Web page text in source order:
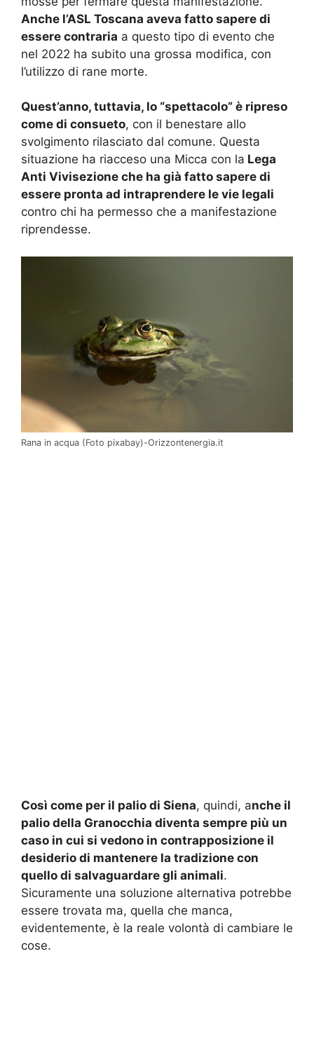
Anche l’ASL Toscana aveva fatto sapere di
essere contraria a questo tipo di evento che
nel 2022 ha subito una grossa modifica, con
l’utilizzo di rane morte.
Quest’anno, tuttavia, lo “spettacolo” è ripreso
come di consueto, con il benestare allo
svolgimento rilasciato dal comune. Questa
situazione ha riacceso una Micca con la Lega
Anti Vivisezione che ha già fatto sapere di
essere pronta ad intraprendere le vie legali
contro chi ha permesso che a manifestazione
riprendesse.
Rana in acqua (Foto pixabay)-Orizzontenergia.it
Così come per il palio di Siena, quindi, anche il
palio della Granocchia diventa sempre più un
caso in cui si vedono in contrapposizione il
desiderio di mantenere la tradizione con
quello di salvaguardare gli animali.
Sicuramente una soluzione alternativa potrebbe
essere trovata ma, quella che manca,
evidentemente, è la reale volontà di cambiare le
cose.